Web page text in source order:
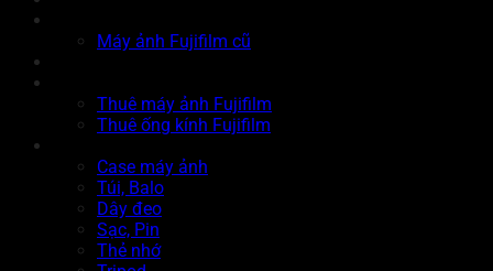
Máy ảnh Fujifilm cũ
Thuê máy ảnh Fujifilm
Thuê ống kính Fujifilm
Case máy ảnh
Túi, Balo
Dây đeo
Sạc, Pin
Thẻ nhớ